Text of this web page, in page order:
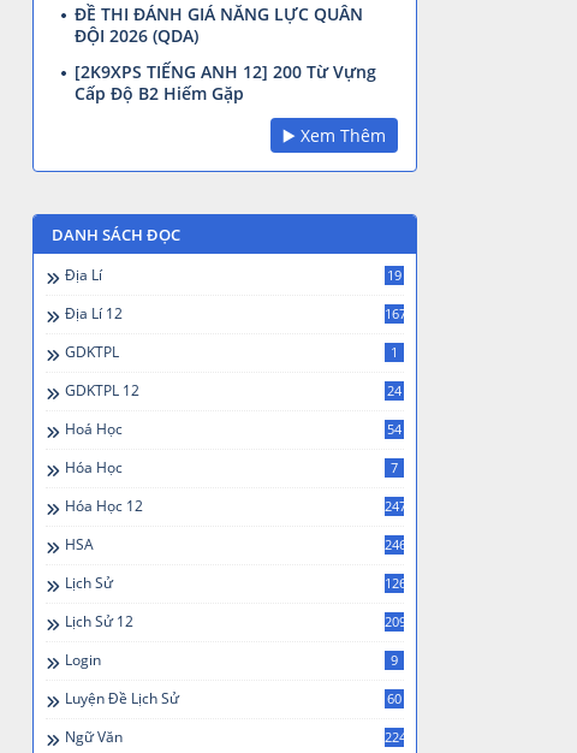
ĐỀ THI ĐÁNH GIÁ NĂNG LỰC QUÂN
ĐỘI 2026 (QDA)
[2K9XPS TIẾNG ANH 12] 200 Từ Vựng
Cấp Độ B2 Hiếm Gặp
▶️ Xem Thêm
DANH SÁCH ĐỌC
Địa Lí 19
Địa Lí 12 167
GDKTPL 1
GDKTPL 12 24
Hoá Học 54
Hóa Học 7
Hóa Học 12 247
HSA 246
Lịch Sử 126
Lịch Sử 12 209
Login 9
Luyện Đề Lịch Sử 60
Ngữ Văn 224